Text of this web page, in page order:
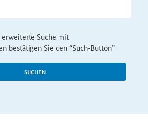
SUCHEN
Suche mit
bestätigen Sie den “Such-Button”